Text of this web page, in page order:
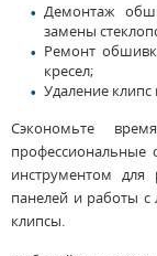
Демонтаж
замены
Ремонт
кресел;
Удаление
Сэкономьте
профессиональные
инструментом
панелей и работы
клипсы.